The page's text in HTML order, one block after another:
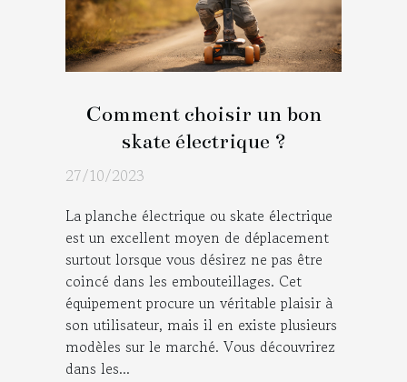
Comment choisir un bon
skate électrique ?
27/10/2023
La planche électrique ou skate électrique
est un excellent moyen de déplacement
surtout lorsque vous désirez ne pas être
coincé dans les embouteillages. Cet
équipement procure un véritable plaisir à
son utilisateur, mais il en existe plusieurs
modèles sur le marché. Vous découvrirez
dans les...